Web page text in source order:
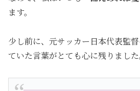
ます。
少し前に、元サッカー日本代表監
ていた言葉がとても心に残りました